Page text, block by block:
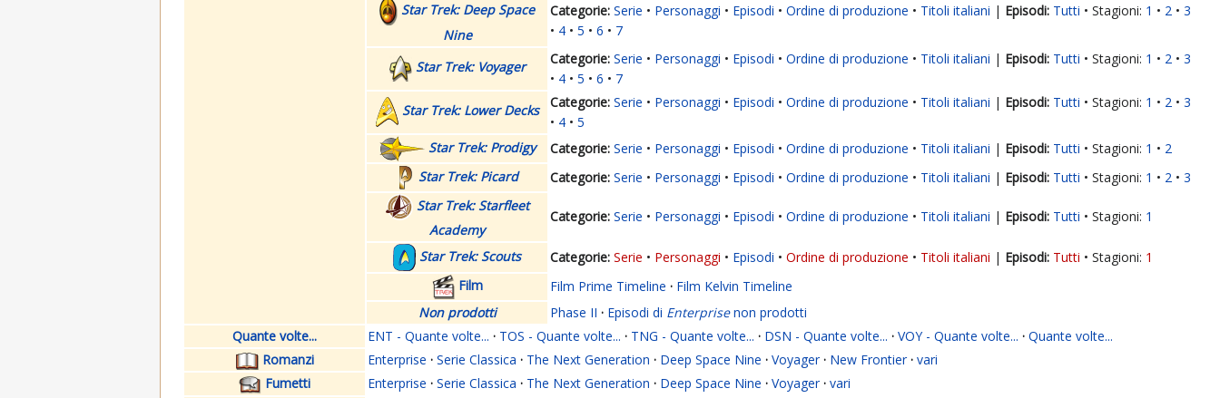
Star Trek: Deep Space
Nine
Serie Personaggi Episodi Ordine di produzione Titoli italiani | Tutti Stagioni: 1 2
3
4
5 6 7
Star Trek: Voyager Serie Personaggi Episodi Ordine di produzione Titoli italiani | Tutti Stagioni: 1 2
3
4
5 6
7
Star Trek: Lower Decks
Serie Personaggi Episodi Ordine di produzione Titoli italiani | Tutti Stagioni: 1 2
3
4
5
Star Trek: Prodigy
Serie Personaggi Episodi Ordine di produzione Titoli italiani | Tutti Stagioni: 1
2
Star Trek: Picard
Serie Personaggi Episodi Ordine di produzione Titoli italiani | Tutti Stagioni: 1 2
3
Star Trek: Starfleet
Academy
Serie Personaggi Episodi Ordine di produzione Titoli italiani | Tutti Stagioni: 1
Star Trek: Scouts Serie Personaggi Episodi Ordine di produzione Titoli italiani | Tutti Stagioni: 1
Film
Film Prime Timeline · Film Kelvin Timeline
Non prodotti
Phase II · Episodi di Enterprisenon prodotti
Quante volte...
ENT - Quante volte... · TOS - Quante volte... · TNG - Quante volte... · DSN - Quante volte... · VOY - Quante volte... · Quante volte...
Romanzi
Enterprise · Serie Classica · The Next Generation · Deep Space Nine · Voyager · New Frontier · vari
Fumetti
Enterprise · Serie Classica · The Next Generation · Deep Space Nine · Voyager · vari